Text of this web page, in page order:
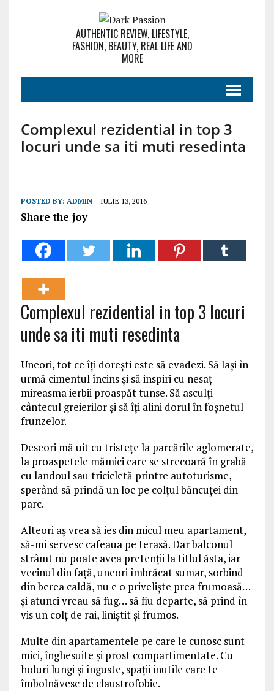
AUTHENTIC REVIEW, LIFESTYLE,
FASHION, BEAUTY, REAL LIFE AND
MORE
Complexul rezidential in top 3
locuri unde sa iti muti resedinta
POSTED BY: ADMIN IULIE 13, 2016
Share the joy
Complexul rezidential in top 3 locuri
unde sa iti muti resedinta
Uneori, tot ce îţi doreşti este să evadezi. Să laşi în
urmă cimentul încins şi să inspiri cu nesaţ
mireasma ierbii proaspăt tunse. Să asculţi
cântecul greierilor şi să îţi alini dorul în foşnetul
frunzelor.
Deseori mă uit cu tristeţe la parcările aglomerate,
la proaspetele mămici care se strecoară în grabă
cu landoul sau tricicletă printre autoturisme,
sperând să prindă un loc pe colţul băncuţei din
parc.
Alteori aş vrea să ies din micul meu apartament,
să-mi servesc cafeaua pe terasă. Dar balconul
strâmt nu poate avea pretenţii la titlul ăsta, iar
vecinul din faţă, uneori îmbrăcat sumar, sorbind
din berea caldă, nu e o privelişte prea frumoasă…
şi atunci vreau să fug… să fiu departe, să prind în
vis un colţ de rai, liniştit şi frumos.
Multe din apartamentele pe care le cunosc sunt
mici, înghesuite şi prost compartimentate. Cu
holuri lungi şi înguste, spaţii inutile care te
îmbolnăvesc de claustrofobie.